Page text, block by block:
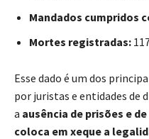
Mandados cumpridos
Mortes registradas:
Esse dado é um dos
por juristas e entidades de
a ausência de prisões e
coloca em xeque a